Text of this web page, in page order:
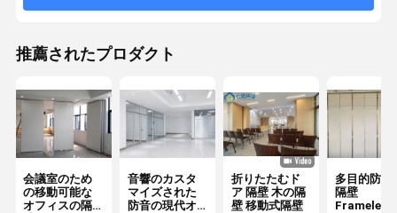
推薦されたプロダクト
会議室のため
の移動可能な
オフィスの隔
音響のカスタ
マイズされた
防音の現代オ
折りたたむド
ア 隔壁 木の隔
壁 移動式隔壁
多目的防音
隔壁
Frameless